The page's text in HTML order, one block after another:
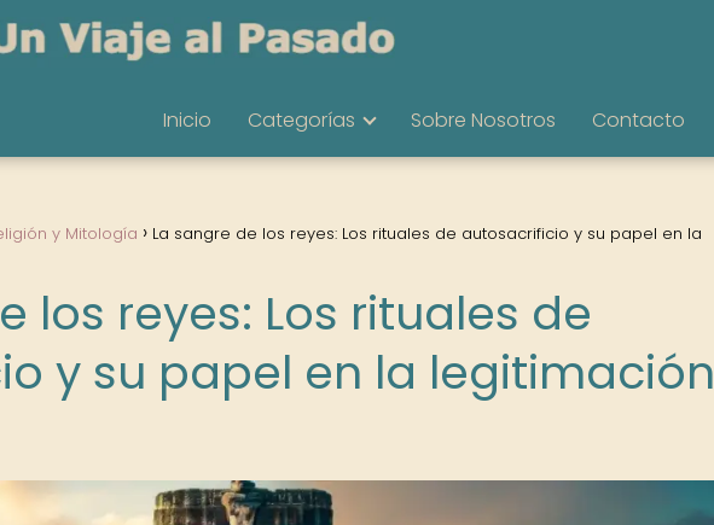
Inicio Categorías Sobre Nosotros Contacto
y Mitología
La sangre de los reyes: Los rituales de autosacrificio y su papel en la
los reyes: Los rituales de
y su papel en la legitimación